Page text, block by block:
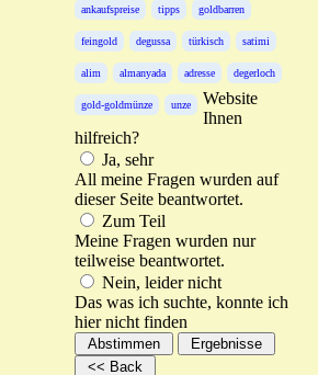
ankaufspreise tipps goldbarren
feingold degussa türkisch satimi
alim almanyada adresse degerloch
gold-goldmünze unze
Website
Ihnen
hilfreich?
Ja, sehr
All meine Fragen wurden auf
dieser Seite beantwortet.
Zum Teil
Meine Fragen wurden nur
teilweise beantwortet.
Nein, leider nicht
Das was ich suchte, konnte ich
hier nicht finden